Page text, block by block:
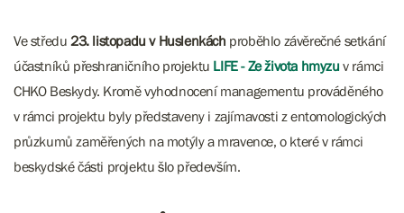
Ve středu 23. listopadu v Huslenkách proběhlo závěrečné setkání
účastníků přeshraničního projektu LIFE - Ze života hmyzu v rámci
CHKO Beskydy. Kromě vyhodnocení managementu prováděného
v rámci projektu byly představeny i zajímavosti z entomologických
průzkumů zaměřených na motýly a mravence, o které v rámci
beskydské části projektu šlo především.